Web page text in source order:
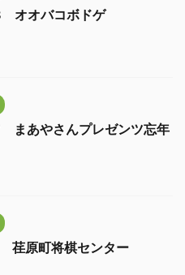
オバコボドゲ
あやさんプレゼンツ忘年
原町将棋センター